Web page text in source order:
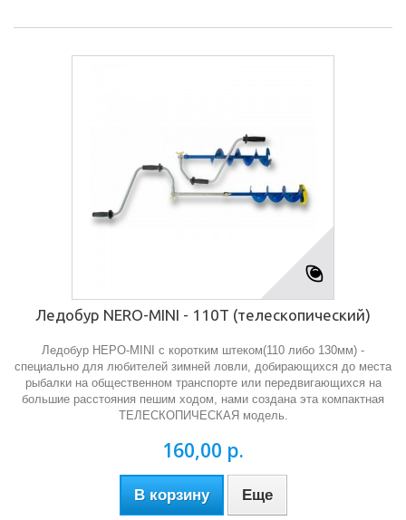
Ледобур NERO-MINI - 110Т (телескопический)
Ледобур НЕРО-MINI с коротким штеком(110 либо 130мм) -
специально для любителей зимней ловли, добирающихся до места
рыбалки на общественном транспорте или передвигающихся на
большие расстояния пешим ходом, нами создана эта компактная
ТЕЛЕСКОПИЧЕСКАЯ модель.
160,00 р.
В корзину Еще